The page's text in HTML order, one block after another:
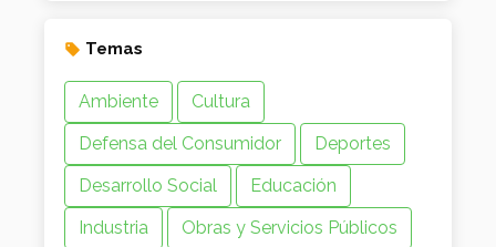
Temas
Ambiente
Cultura
Defensa del Consumidor
Deportes
Desarrollo Social
Educación
Industria
Obras y Servicios Públicos